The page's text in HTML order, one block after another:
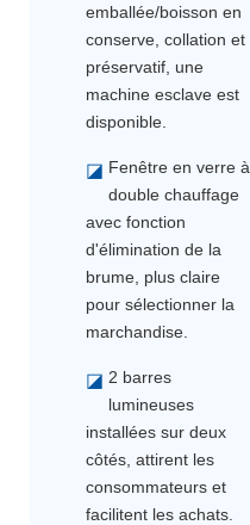
emballée/boisson en
conserve, collation et
préservatif, une
machine esclave est
disponible.
◪ Fenêtre en verre à
double chauffage
avec fonction
d'élimination de la
brume, plus claire
pour sélectionner la
marchandise.
◪ 2 barres
lumineuses
installées sur deux
côtés, attirent les
consommateurs et
facilitent les achats.